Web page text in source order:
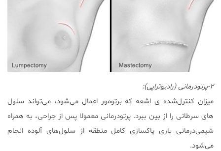
۲-پرتودرمانی (رادیوتراپی):
میزان کنترل‌شده ی اشعه که برتومور اعمال می‌شود، می‌تواند سلول
های سرطانی را از بین ببرد. پرتودرمانی معمولا پس از جراحی، به همراه
شیمی‌درمانی باری پاکسازی کامل منطقه از سلول‌های آلوده انجام
می‌شود.